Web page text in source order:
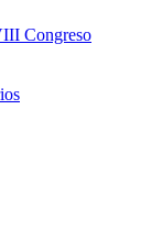
Congreso